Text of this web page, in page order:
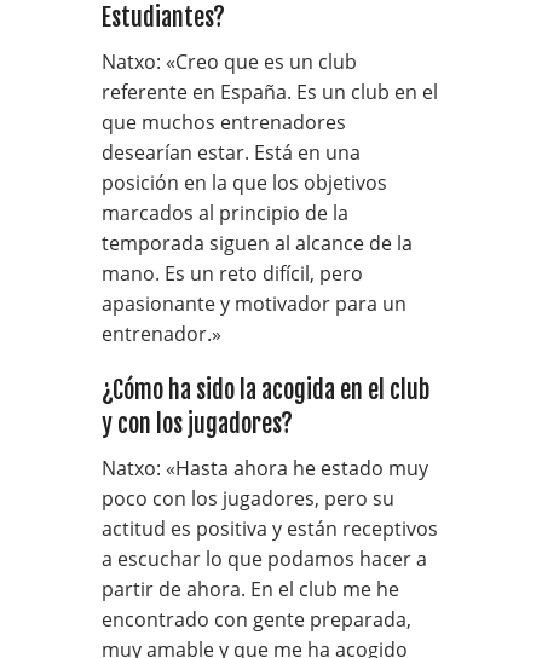
Estudiantes?
Natxo: «Creo que es un club
referente en España. Es un club en el
que muchos entrenadores
desearían estar. Está en una
posición en la que los objetivos
marcados al principio de la
temporada siguen al alcance de la
mano. Es un reto difícil, pero
apasionante y motivador para un
entrenador.»
¿Cómo ha sido la acogida en el club
y con los jugadores?
Natxo: «Hasta ahora he estado muy
poco con los jugadores, pero su
actitud es positiva y están receptivos
a escuchar lo que podamos hacer a
partir de ahora. En el club me he
encontrado con gente preparada,
muy amable y que me ha acogido